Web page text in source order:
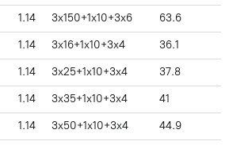
1.14 3x150+1x10+3x6 63.6
1.14 3x16+1x10+3x4 36.1
1.14 3x25+1x10+3x4 37.8
1.14 3x35+1x10+3x4 41
1.14 3x50+1x10+3x4 44.9